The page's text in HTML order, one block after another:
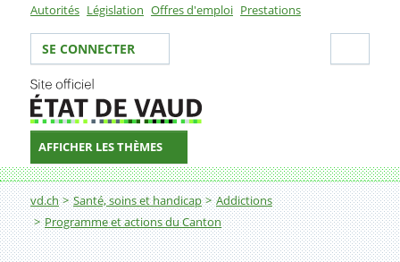
Sous-navigation
Autorités Législation Offres d'emploi Prestations
Votre identité
SE CONNECTER
AFFICHER LES THÈMES
Fil d'Ariane
vd.ch Santé, soins et handicap
Addictions
Programme et actions du Canton
Journées « jeunes et addictions »